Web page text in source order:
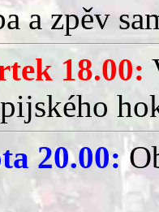
a zpěv
18.00:
20.00: